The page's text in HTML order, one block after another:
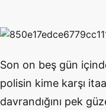
Son on beş gün
polisin kime karşı
davrandığını pek